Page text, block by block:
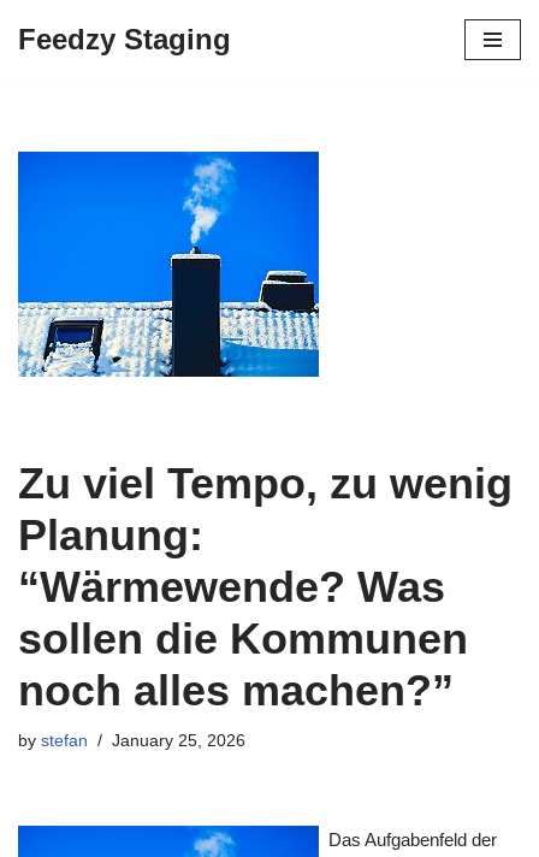
Feedzy Staging
Zu viel Tempo, zu wenig
Planung:
“Wärmewende? Was
sollen die Kommunen
noch alles machen?”
by stefan January 25, 2026
Das Aufgabenfeld der